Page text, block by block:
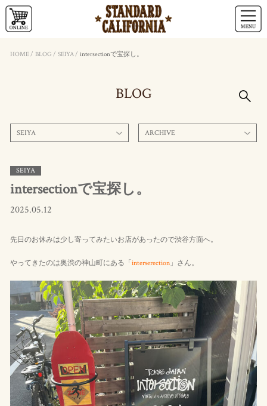
HOME/ BLOG / SEIYA/ intersectionで宝探し。
BLOG
SEIYA ARCHIVE
SEIYA
intersectionで宝探し。
2025.05.12
先日のお休みは少し寄ってみたいお店があったので渋谷方面へ。
やってきたのは奥渋の神山町にある「interserection」さん。